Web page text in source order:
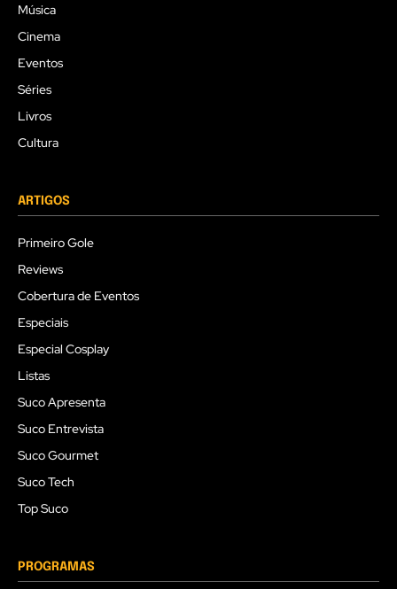
Música
Cinema
Eventos
Séries
Livros
Cultura
ARTIGOS
Primeiro Gole
Reviews
Cobertura de Eventos
Especiais
Especial Cosplay
Listas
Suco Apresenta
Suco Entrevista
Suco Gourmet
Suco Tech
Top Suco
PROGRAMAS